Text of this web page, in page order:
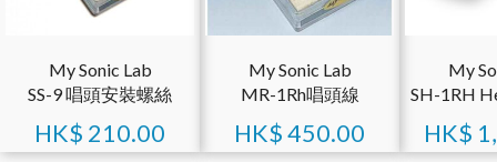
My Sonic Lab
SS-9 唱頭安裝螺絲
HK$ 210.00
My Sonic Lab
MR-1Rh唱頭線
HK$450.00
My
SH-1RH
HK$